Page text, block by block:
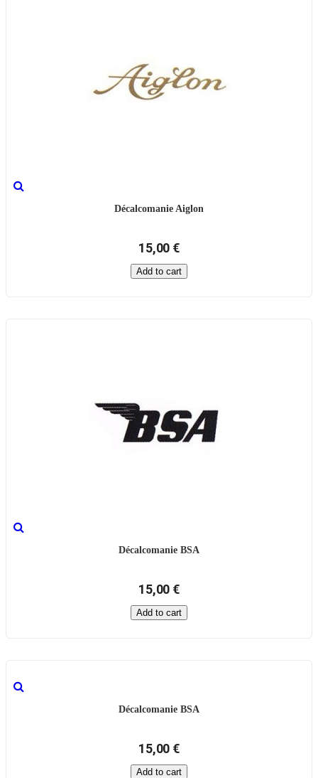
Décalcomanie Aiglon
15,00 €
Add to cart
Décalcomanie BSA
15,00 €
Add to cart
Décalcomanie BSA
15,00 €
Add to cart